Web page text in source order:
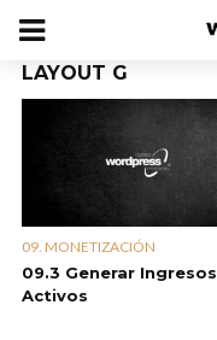
LAYOUT G
09. MONETIZACIÓN
09.3 Generar Ingresos
Activos